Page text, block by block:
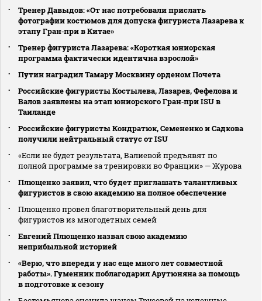
Тренер Давыдов: «От нас потребовали прислать
фотографии костюмов для допуска фигуриста Лазарева к
этапу Гран‑при в Китае»
Тренер фигуриста Лазарева: «Короткая юниорская
программа фактически идентична взрослой»
Путин наградил Тамару Москвину орденом Почета
Российские фигуристы Костылева, Лазарев, Фефелова и
Валов заявлены на этап юниорского Гран‑при ISU в
Таиланде
Российские фигуристы Кондратюк, Семененко и Садкова
получили нейтральный статус от ISU
«Если не будет результата, Валиевой предъявят по
полной программе за тренировки во Франции» — Журова
Плющенко заявил, что будет приглашать талантливых
фигуристов в свою академию на полное обеспечение
Плющенко провел благотворительный день для
фигуристов из многодетных семей
Евгений Плющенко назвал свою академию
неприбыльной историей
«Верю, что впереди у нас еще много лет совместной
работы». Гуменник поблагодарил Арутюняна за помощь
в подготовке к сезону